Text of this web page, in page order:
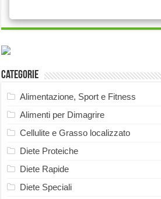
Categorie
Alimentazione, Sport e Fitness
Alimenti per Dimagrire
Cellulite e Grasso localizzato
Diete Proteiche
Diete Rapide
Diete Speciali